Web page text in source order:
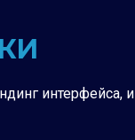
интерфейса,